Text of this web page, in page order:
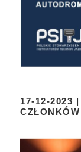
17-12-2023
CZŁONKÓW